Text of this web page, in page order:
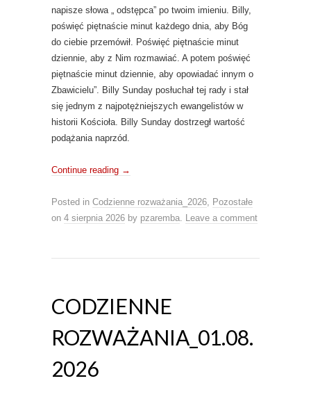
napisze słowa „ odstępca” po twoim imieniu. Billy,
poświęć piętnaście minut każdego dnia, aby Bóg
do ciebie przemówił. Poświęć piętnaście minut
dziennie, aby z Nim rozmawiać. A potem poświęć
piętnaście minut dziennie, aby opowiadać innym o
Zbawicielu”. Billy Sunday posłuchał tej rady i stał
się jednym z najpotężniejszych ewangelistów w
historii Kościoła. Billy Sunday dostrzegł wartość
podążania naprzód.
Continue reading →
Posted in Codzienne rozważania_2026, Pozostałe
on 4 sierpnia 2026 by pzaremba. Leave a comment
CODZIENNE
ROZWAŻANIA_01.08.
2026